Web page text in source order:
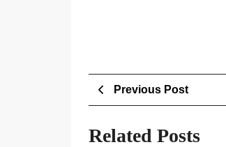
Post
navigation
Previous PostPrevious
Related Posts